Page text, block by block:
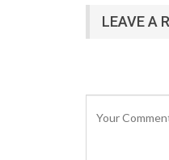
LEAVE A